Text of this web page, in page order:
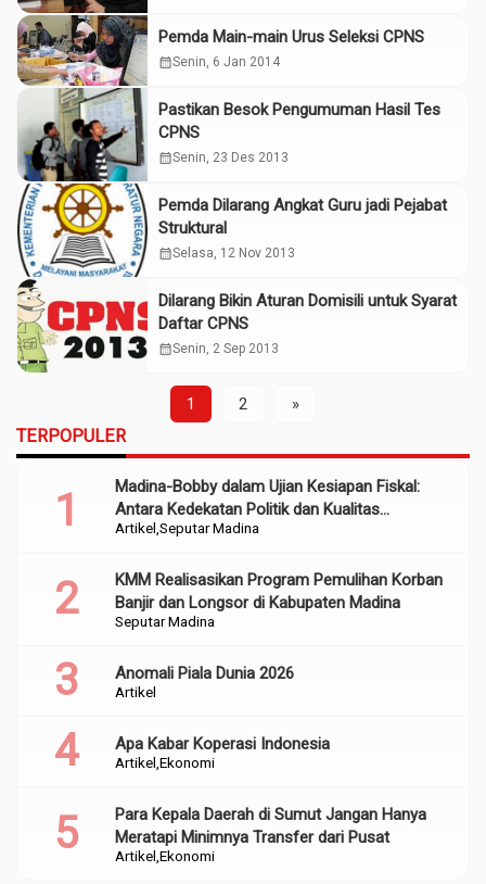
Pemda Main-main Urus Seleksi CPNS
calendar_monthSenin, 6 Jan 2014
Pastikan Besok Pengumuman Hasil Tes
CPNS
calendar_monthSenin, 23 Des 2013
Pemda Dilarang Angkat Guru jadi Pejabat
Struktural
calendar_monthSelasa, 12 Nov 2013
Dilarang Bikin Aturan Domisili untuk Syarat
Daftar CPNS
calendar_monthSenin, 2 Sep 2013
1 2 »
TERPOPULER
Artikel Seputar Madina
Madina-Bobby dalam Ujian Kesiapan Fiskal:
Antara Kedekatan Politik dan Kualitas
Perencanaan
Seputar Madina
KMM Realisasikan Program Pemulihan Korban
Banjir dan Longsor di Kabupaten Madina
Artikel
Anomali Piala Dunia 2026
Artikel Ekonomi
Apa Kabar Koperasi Indonesia
Artikel Ekonomi
Para Kepala Daerah di Sumut Jangan Hanya
Meratapi Minimnya Transfer dari Pusat